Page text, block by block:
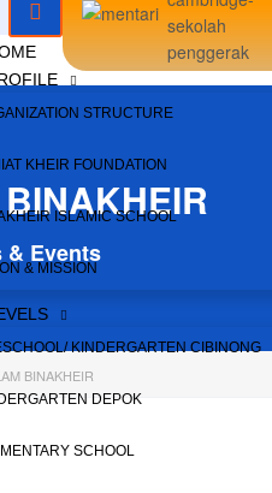
STRUCTURE
KHEIR FOUNDATION
ISLAMIC SCHOOL
& MISSION
KINDERGARTEN CIBINONG
DEPOK
SCHOOL
& Events
BINAKHEIR